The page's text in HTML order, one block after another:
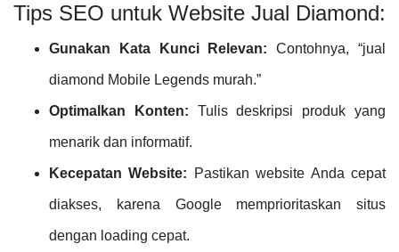
Tips SEO untuk Website Jual Diamond:
Gunakan Kata Kunci Relevan: Contohnya, “jual
diamond Mobile Legends murah.”
Optimalkan Konten: Tulis deskripsi produk yang
menarik dan informatif.
Kecepatan Website: Pastikan website Anda cepat
diakses, karena Google memprioritaskan situs
dengan loading cepat.